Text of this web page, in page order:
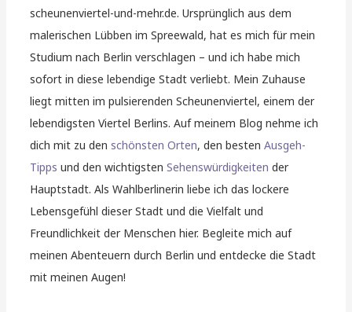
scheunenviertel-und-mehr.de. Ursprünglich aus dem
malerischen Lübben im Spreewald, hat es mich für mein
Studium nach Berlin verschlagen – und ich habe mich
sofort in diese lebendige Stadt verliebt. Mein Zuhause
liegt mitten im pulsierenden Scheunenviertel, einem der
lebendigsten Viertel Berlins. Auf meinem Blog nehme ich
dich mit zu denschönsten Orten, den bestenAusgeh-
Tipps und den wichtigstenSehenswürdigkeiten der
Hauptstadt. Als Wahlberlinerin liebe ich das lockere
Lebensgefühl dieser Stadt und die Vielfalt und
Freundlichkeit der Menschen hier. Begleite mich auf
meinen Abenteuern durch Berlin und entdecke die Stadt
mit meinen Augen!